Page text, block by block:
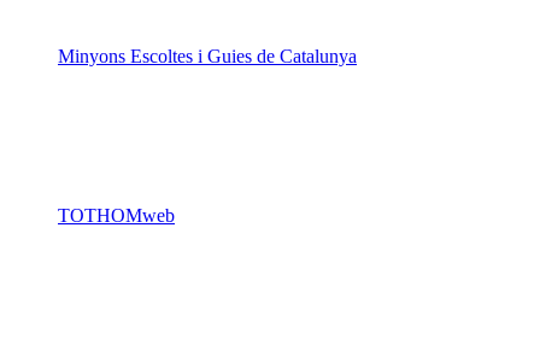
Minyons Escoltes i Guies de Catalunya
TOTHOMweb